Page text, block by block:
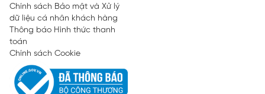
Chính sách Bảo mật và Xử lý
dữ liệu cá nhân khách hàng
Thông báo Hình thức thanh
toán
Chính sách Cookie